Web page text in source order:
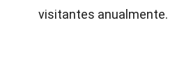
visitantes anualmente.